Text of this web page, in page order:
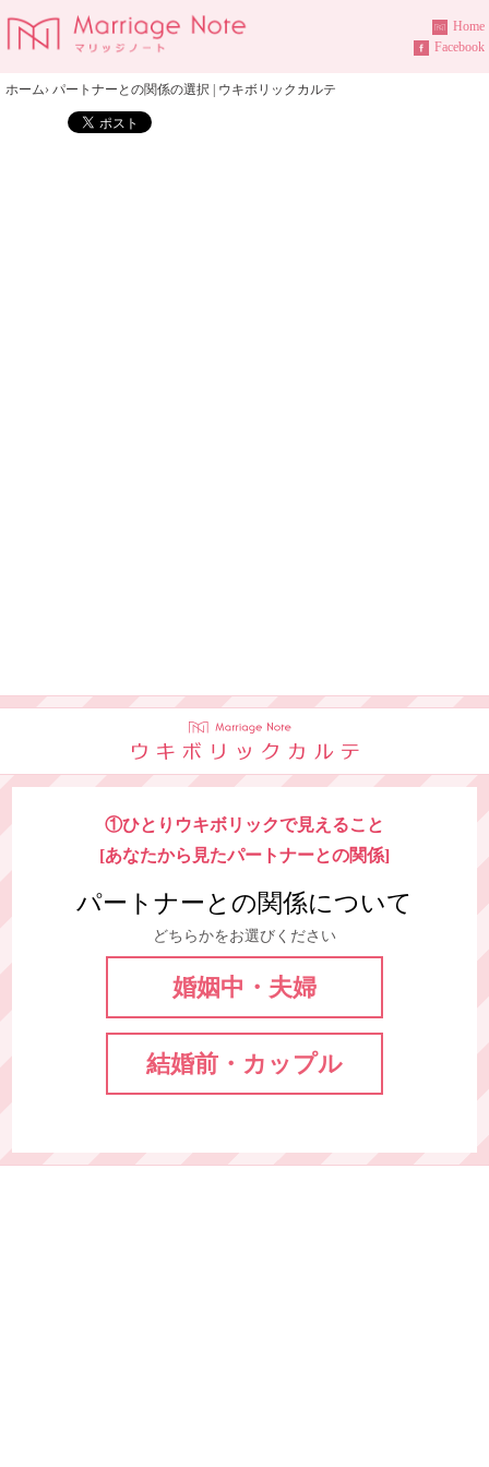
Home
Facebook
ホーム› パートナーとの関係の選択 | ウキボリックカルテ
①ひとりウキボリックで見えること
[あなたから見たパートナーとの関係]
パートナーとの関係について
どちらかをお選びください
婚姻中・夫婦
結婚前・カップル